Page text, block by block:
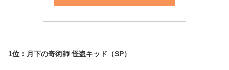
1位：月下の奇術師 怪盗キッド（SP）